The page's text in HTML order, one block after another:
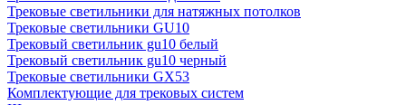
Трековые светильники для натяжных потолков
Трековые светильники GU10
Трековый светильник gu10 белый
Трековый светильник gu10 черный
Трековые светильники GX53
Комплектующие для трековых систем